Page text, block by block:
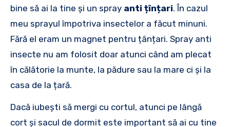
bine să ai la tine și un spray anti țînțari. În cazul
meu sprayul împotriva insectelor a făcut minuni.
Fără el eram un magnet pentru țânțari. Spray anti
insecte nu am folosit doar atunci când am plecat
în călătorie la munte, la pădure sau la mare ci și la
casa de la țară.
Dacă iubești să mergi cu cortul, atunci pe lângă
cort și sacul de dormit este important să ai cu tine